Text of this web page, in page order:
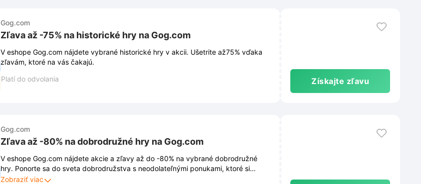
Gog.com
Zľava až -75% na historické hry na Gog.com
V eshope Gog.com nájdete vybrané historické hry v akcii. Ušetrite až75% vďaka
zľavám, ktoré na vás čakajú.
Platí do odvolania
Získajte zľavu
Gog.com
Zľava až -80% na dobrodružné hry na Gog.com
V eshope Gog.com nájdete akcie a zľavy až do -80% na vybrané dobrodružné
hry. Ponorte sa do sveta dobrodružstva s neodolateľnými ponukami, ktoré si
nemôžete nechať ujsť.
Zobraziť viac